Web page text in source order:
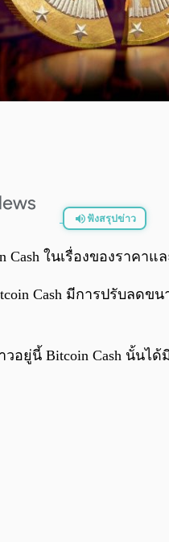
ฟังสรุปข่าว
Cash ในเรื่องของราค
Cash มีการปรับลดข
อยู่นี้ Bitcoin Cash นั้นได้